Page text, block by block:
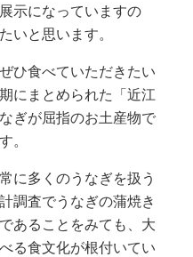
示になっていますの
いと思います。
ひ食べていただきたい
にまとめられた「近江
ぎが屈指のお土産物で
。
に多くのうなぎを扱う
調査でうなぎの蒲焼き
あることをみても、大
る食文化が根付いてい